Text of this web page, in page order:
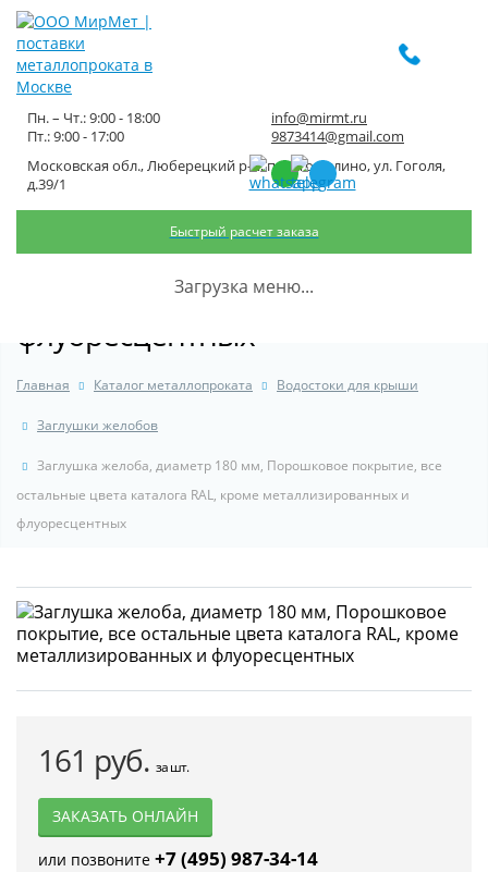
Московская обл., Люберецкий р-н, пос. Томилино, ул. Гоголя,
д.39/1
Пн. – Чт.: 9:00 - 18:00
Пт.: 9:00 - 17:00
info@mirmt.ru
9873414@gmail.com
Быстрый расчет заказа
Загрузка меню...
Заглушка желоба, диаметр 180
мм, Порошковое покрытие, все
остальные цвета каталога RAL,
кроме металлизированных и
флуоресцентных
Главная Каталог металлопроката Водостоки для крыши
Заглушки желобов
Заглушка желоба, диаметр 180 мм, Порошковое покрытие, все
остальные цвета каталога RAL, кроме металлизированных и
флуоресцентных
161 руб. за шт.
ЗАКАЗАТЬ ОНЛАЙН
или позвоните +7 (495) 987-34-14